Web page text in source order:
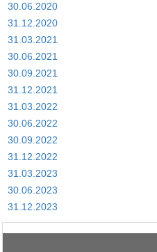
30.06.2020
31.12.2020
31.03.2021
30.06.2021
30.09.2021
31.12.2021
31.03.2022
30.06.2022
30.09.2022
31.12.2022
31.03.2023
30.06.2023
31.12.2023